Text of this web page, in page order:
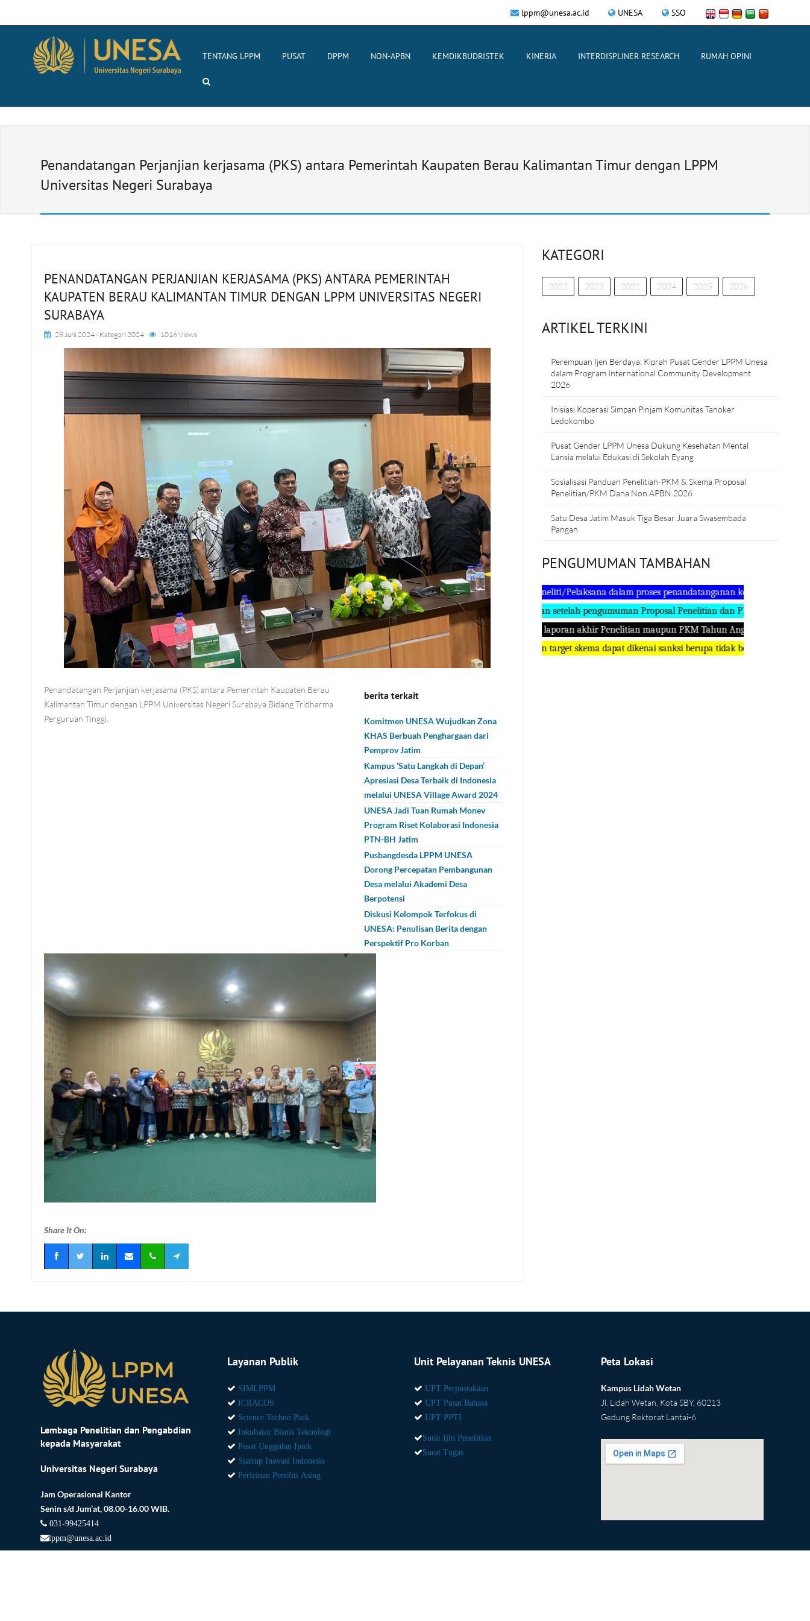
UNESA SSO
lppm@unesa.ac.id
TENTANG LPPM PUSAT DPPM NON-APBN KEMDIKBUDRISTEK KINERJA INTERDISPLINER RESEARCH RUMAH OPINI
Penandatangan Perjanjian kerjasama (PKS) antara Pemerintah Kaupaten Berau Kalimantan Timur dengan LPPM
Universitas Negeri Surabaya
PENANDATANGAN PERJANJIAN KERJASAMA (PKS) ANTARA PEMERINTAH
KAUPATEN BERAU KALIMANTAN TIMUR DENGAN LPPM UNIVERSITAS NEGERI
SURABAYA
28 Juni 2024- Kategori 2024 1016 Views
berita terkait
Komitmen UNESA Wujudkan Zona
KHAS Berbuah Penghargaan dari
Pemprov Jatim
Kampus ‘Satu Langkah di Depan’
Apresiasi Desa Terbaik di Indonesia
melalui UNESA Village Award 2024
UNESA Jadi Tuan Rumah Monev
Program Riset Kolaborasi Indonesia
PTN-BH Jatim
Pusbangdesda LPPM UNESA
Dorong Percepatan Pembangunan
Desa melalui Akademi Desa
Berpotensi
Diskusi Kelompok Terfokus di
UNESA: Penulisan Berita dengan
Perspektif Pro Korban
Penandatangan Perjanjian kerjasama (PKS) antara Pemerintah Kaupaten Berau
Kalimantan Timur dengan LPPM Universitas Negeri Surabaya Bidang Tridharma
Perguruan Tinggi.
Share It On:
KATEGORI
2022 2023 2021 2024 2025 2026
ARTIKEL TERKINI
Perempuan Ijen Berdaya: Kiprah Pusat Gender LPPM Unesa
dalam Program International Community Development
2026
Inisiasi Koperasi Simpan Pinjam Komunitas Tanoker
Ledokombo
Pusat Gender LPPM Unesa Dukung Kesehatan Mental
Lansia melalui Edukasi di Sekolah Eyang
Sosialisasi Panduan Penelitian-PKM & Skema Proposal
Penelitian/PKM Dana Non APBN 2026
Satu Desa Jatim Masuk Tiga Besar Juara Swasembada
Pangan
PENGUMUMAN TAMBAHAN
Demi kelancaran bersama, kami mohon kehadiran para Peneliti/Pelaksana dalam proses penandatanganan kontrak Penelitian dan
Tanda tangan Direktur LPPM dan revisi pembahas dilakukan setelah pengumuman Proposal Penelitian dan PKM yg lolos didanai
Dimohon dengan segera bagi Peneliti untuk menyelesaikan laporan akhir Penelitian maupun PKM Tahun Anggaran 2023 agar tidak
Peneliti yang tidak berhasil memenuhi luaran sesuai dengan target skema dapat dikenai sanksi berupa tidak boleh mengajukan
Lembaga Penelitian dan Pengabdian
kepada Masyarakat
Universitas Negeri Surabaya
Jam Operasional Kantor
Senin s/d Jum’at, 08.00-16.00 WIB.
031-99425414
lppm@unesa.ac.id
Layanan Publik
SIMLPPM
ICRACOS
Science Techno Park
Inkubator Bisnis Teknologi
Pusat Unggulan Iptek
Startup Inovasi Indonesia
Perizinan Peneliti Asing
Unit Pelayanan Teknis UNESA
UPT Perpustakaan
UPT Pusat Bahasa
UPT PPTI
Surat Ijin Penelitian
Surat Tugas
Peta Lokasi
Kampus Lidah Wetan
Jl. Lidah Wetan, Kota SBY, 60213
Gedung Rektorat Lantai-6